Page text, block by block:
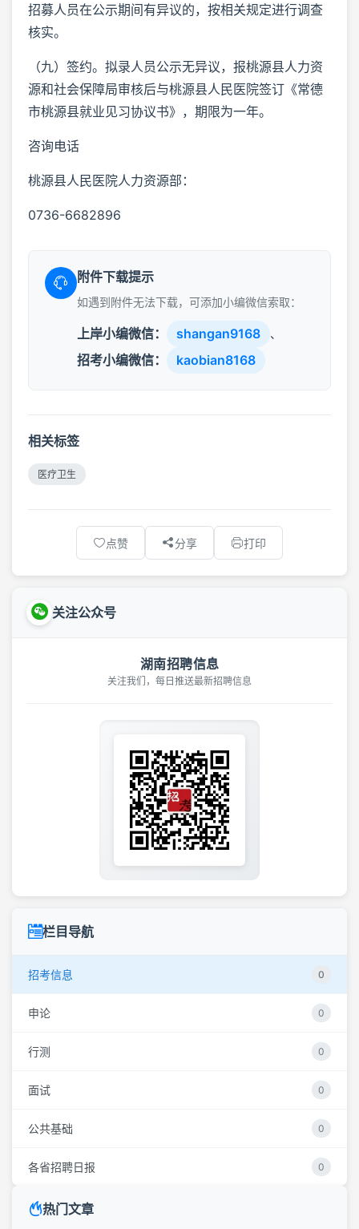
招募人员在公示期间有异议的，按相关规定进行调查
核实。
（九）签约。拟录人员公示无异议，报桃源县人力资
源和社会保障局审核后与桃源县人民医院签订《常德
市桃源县就业见习协议书》，期限为一年。
咨询电话
桃源县人民医院人力资源部：
0736-6682896
附件下载提示
如遇到附件无法下载，可添加小编微信索取：
上岸小编微信： shangan9168 、
招考小编微信： kaobian8168
相关标签
医疗卫生
点赞 分享 打印
关注公众号
湖南招聘信息
关注我们，每日推送最新招聘信息
栏目导航
招考信息 0
申论 0
行测 0
面试 0
公共基础 0
各省招聘日报 0
热门文章